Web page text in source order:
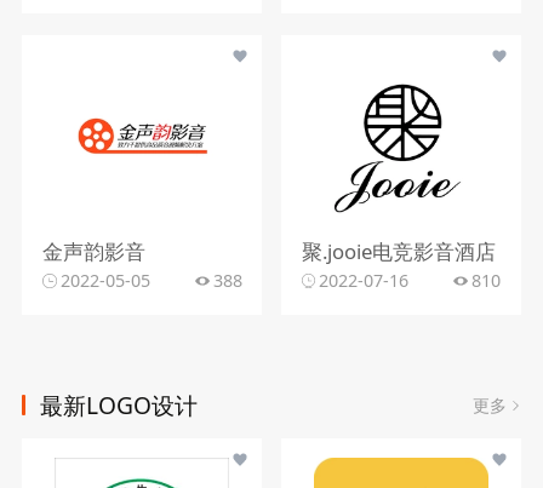
金声韵影音
2022-05-05 388
聚.jooie电竞影音酒店
2022-07-16 810
最新LOGO设计 更多